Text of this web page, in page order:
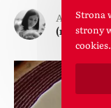
Autorka
Strona
strony
cookies.